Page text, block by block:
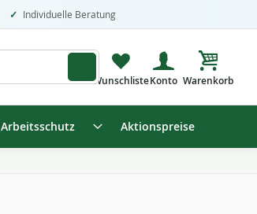
Individuelle Beratung
Mein
Arbeitsschutz Aktionspreise